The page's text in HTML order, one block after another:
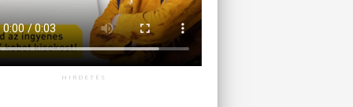
HIRDETÉS